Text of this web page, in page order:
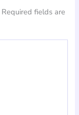
Required fields are